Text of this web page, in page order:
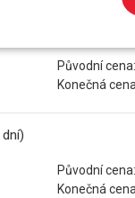
Původní
Konečná
Původní
Konečná